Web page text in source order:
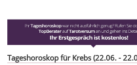
Tageshoroskop für Krebs (22.06. -